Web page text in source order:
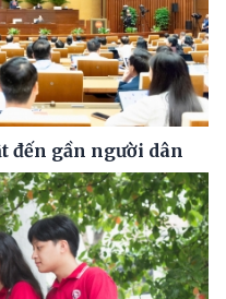
đến gần người dân